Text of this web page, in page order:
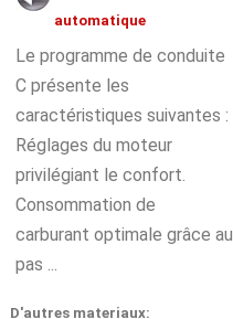
automatique
Le programme de conduite
C présente les
caractéristiques suivantes :
Réglages du moteur
privilégiant le confort.
Consommation de
carburant optimale grâce au
pas ...
D'autres materiaux: